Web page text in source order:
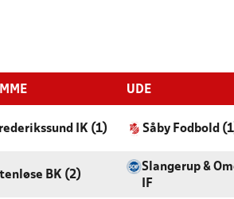
UDE
IK (1) Såby Fodbold
BK (2)
Slangerup &
IF